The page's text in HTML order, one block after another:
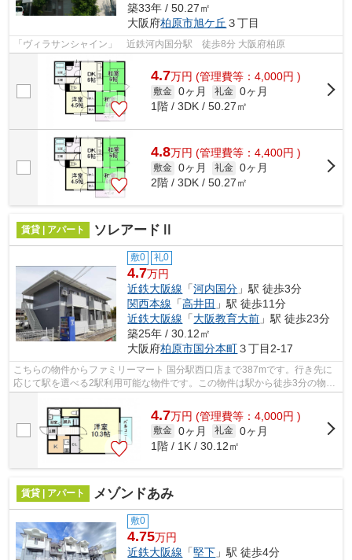
築33年 / 50.27㎡
大阪府柏原市旭ケ丘 ３丁目
「ヴィラサンシャイン」 近鉄河内国分駅 徒歩8分 大阪府柏原
4.7万円 (管理費等：4,000円 )
敷金 0ヶ月 礼金 0ヶ月
1階 / 3DK / 50.27㎡
4.8万円 (管理費等：4,400円 )
敷金 0ヶ月 礼金 0ヶ月
2階 / 3DK / 50.27㎡
賃貸 | アパート ソレアードⅡ
敷0 礼0
4.7万円
近鉄大阪線 「河内国分 」駅 徒歩3分
関西本線 「高井田 」駅 徒歩11分
近鉄大阪線 「大阪教育大前 」駅 徒歩23分
築25年 / 30.12㎡
大阪府柏原市国分本町３丁目2-17
こちらの物件からファミリーマート 国分駅西口店まで387mです。行き先に
応じて駅を選べる2駅利用可能な物件です。この物件は駅から徒歩3分の物件
4.7万円 (管理費等：4,000円 )
敷金 0ヶ月 礼金 0ヶ月
1階 / 1K / 30.12㎡
賃貸 | アパート メゾンドあみ
敷0
4.75万円
近鉄大阪線 「堅下 」駅 徒歩4分